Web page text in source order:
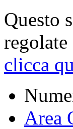
Questo
clicca
Area